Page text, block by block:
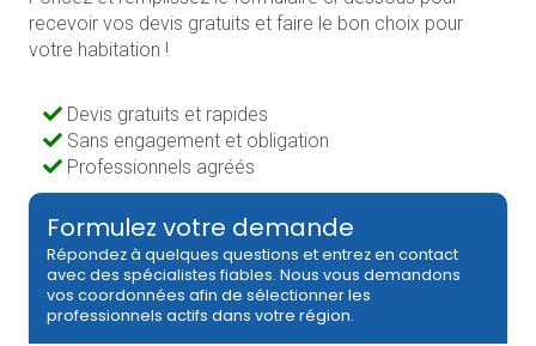
recevoir vos devis gratuits et faire le bon choix pour
votre habitation !
Devis gratuits et rapides
Sans engagement et obligation
Professionnels agréés
Formulez votre demande
Répondez à quelques questions et entrez en contact
avec des spécialistes fiables. Nous vous demandons
vos coordonnées afin de sélectionner les
professionnels actifs dans votre région.